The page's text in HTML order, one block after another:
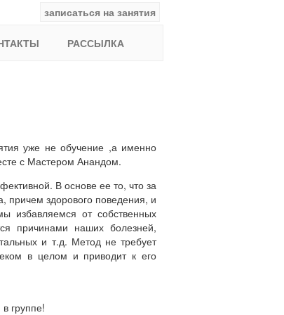
записаться на занятия
РАССЫЛКА
уже не обучение ,а именно
с Мастером Анандом.
В основе ее то, что за
причем здорового поведения, и
избавляемся от собственных
причинами наших болезней,
и т.д. Метод не требует
в целом и приводит к его
группе!